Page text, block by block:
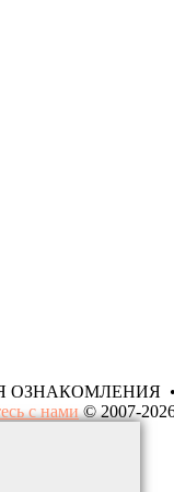
ОЗНАКОМЛЕНИЯ
с нами© 2007-